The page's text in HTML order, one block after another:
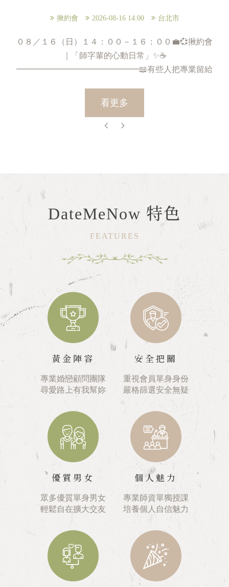
揪約會 2026-08-16 14:00 台北市
０８／１６（日）１４：００－１６：００💼💞揪約會
｜「師字輩的心動日常」✨☕
━━━━━━━━━━━━━━━📖有些人把專業留給
看更多
DateMeNow 特色
FEATURES
黃金陣容
專業婚戀顧問團隊
尋愛路上有我幫妳
安全把關
重視會員單身身份
嚴格篩選安全無疑
優質男女
眾多優質單身男女
輕鬆自在擴大交友
個人魅力
專業師資單獨授課
培養個人自信魅力